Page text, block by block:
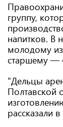
группу,
напитков. В
молодому
старшему —
"Дельцы
Полтавской
рассказали